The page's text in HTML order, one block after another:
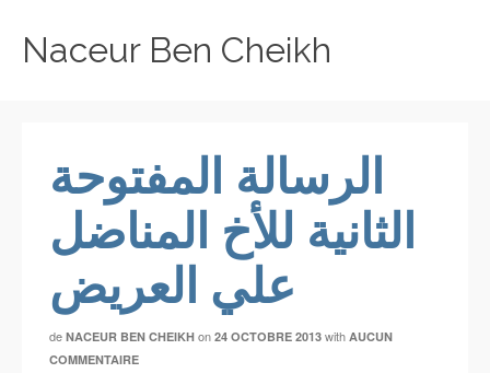
Naceur Ben Cheikh
الرسالة المفتوحة
الثانية للأخ المناضل
علي العريض
de NACEUR BEN CHEIKH on 24 OCTOBRE 2013 with AUCUN
COMMENTAIRE